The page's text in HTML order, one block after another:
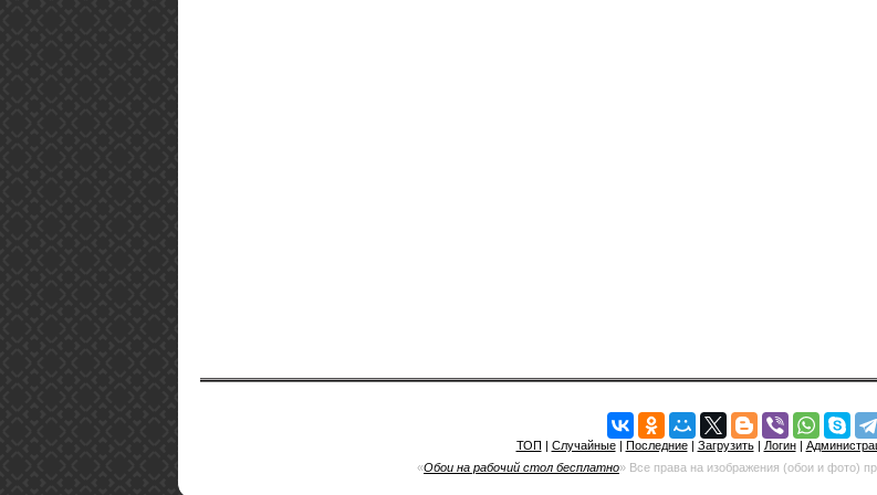
ТОП | Случайные| Последние| Загрузить| Логин|
«Обои на рабочий стол бесплатно» Все права на изображения (обои и фото)